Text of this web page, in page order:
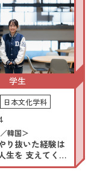
(SUN)
学生
日本文化学科
韓国＞
り抜いた経験は
生を 支えてくれ
。